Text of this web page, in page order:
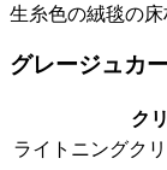
生糸色の絨毯の床
グレージュカ
ク
ライトニングク